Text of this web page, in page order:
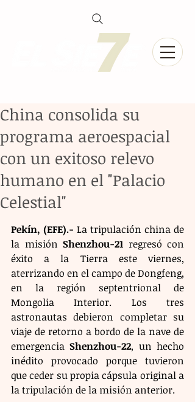
China consolida su
programa aeroespacial
con un exitoso relevo
humano en el "Palacio
Celestial"
Pekín, (EFE).- La tripulación china de
la misión Shenzhou-21 regresó con
éxito a la Tierra este viernes,
aterrizando en el campo de Dongfeng,
en la región septentrional de
Mongolia Interior. Los tres
astronautas debieron completar su
viaje de retorno a bordo de la nave de
emergencia Shenzhou-22, un hecho
inédito provocado porque tuvieron
que ceder su propia cápsula original a
la tripulación de la misión anterior.